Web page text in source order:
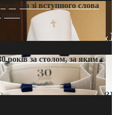
зі вступного слова
років за столом, за яким є